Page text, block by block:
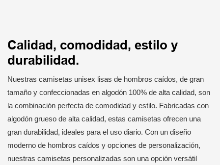
Calidad, comodidad, estilo y
durabilidad.
Nuestras camisetas unisex lisas de hombros caídos, de gran
tamaño y confeccionadas en algodón 100% de alta calidad, son
la combinación perfecta de comodidad y estilo. Fabricadas con
algodón grueso de alta calidad, estas camisetas ofrecen una
gran durabilidad, ideales para el uso diario. Con un diseño
moderno de hombros caídos y opciones de personalización,
nuestras camisetas personalizadas son una opción versátil